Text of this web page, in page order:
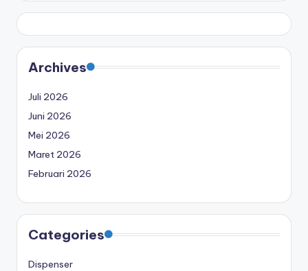
Archives
Juli 2026
Juni 2026
Mei 2026
Maret 2026
Februari 2026
Categories
Dispenser